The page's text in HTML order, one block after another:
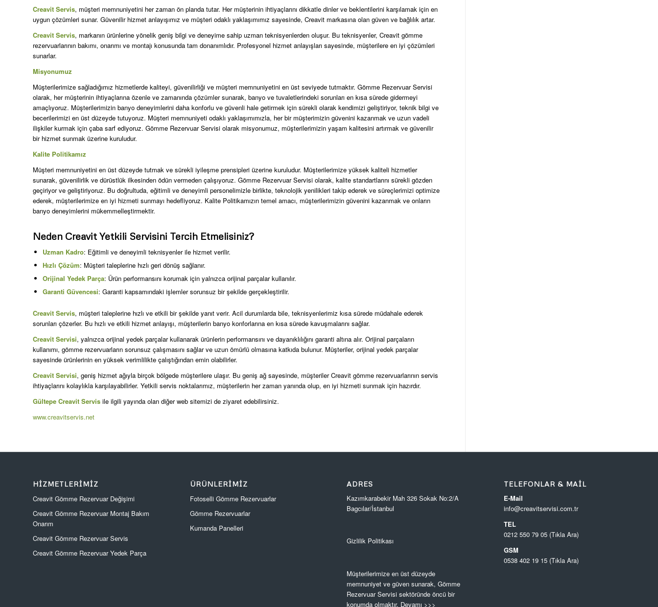
Creavit Servis, müşteri memnuniyetini her zaman ön planda tutar. Her müşterinin ihtiyaçlarını dikkatle dinler ve beklentilerini karşılamak için en
uygun çözümleri sunar. Güvenilir hizmet anlayışımız ve müşteri odaklı yaklaşımımız sayesinde, Creavit markasına olan güven ve bağlılık artar.
Creavit Servis, markanın ürünlerine yönelik geniş bilgi ve deneyime sahip uzman teknisyenlerden oluşur. Bu teknisyenler, Creavit gömme
rezervuarlarının bakımı, onarımı ve montajı konusunda tam donanımlıdır. Profesyonel hizmet anlayışları sayesinde, müşterilere en iyi çözümleri
sunarlar.
Misyonumuz
Müşterilerimize sağladığımız hizmetlerde kaliteyi, güvenilirliği ve müşteri memnuniyetini en üst seviyede tutmaktır. Gömme Rezervuar Servisi
olarak, her müşterinin ihtiyaçlarına özenle ve zamanında çözümler sunarak, banyo ve tuvaletlerindeki sorunları en kısa sürede gidermeyi
amaçlıyoruz. Müşterilerimizin banyo deneyimlerini daha konforlu ve güvenli hale getirmek için sürekli olarak kendimizi geliştiriyor, teknik bilgi ve
becerilerimizi en üst düzeyde tutuyoruz. Müşteri memnuniyeti odaklı yaklaşımımızla, her bir müşterimizin güvenini kazanmak ve uzun vadeli
ilişkiler kurmak için çaba sarf ediyoruz. Gömme Rezervuar Servisi olarak misyonumuz, müşterilerimizin yaşam kalitesini artırmak ve güvenilir
bir hizmet sunmak üzerine kuruludur.
Kalite Politikamız
Müşteri memnuniyetini en üst düzeyde tutmak ve sürekli iyileşme prensipleri üzerine kuruludur. Müşterilerimize yüksek kaliteli hizmetler
sunarak, güvenilirlik ve dürüstlük ilkesinden ödün vermeden çalışıyoruz. Gömme Rezervuar Servisi olarak, kalite standartlarını sürekli gözden
geçiriyor ve geliştiriyoruz. Bu doğrultuda, eğitimli ve deneyimli personelimizle birlikte, teknolojik yenilikleri takip ederek ve süreçlerimizi optimize
ederek, müşterilerimize en iyi hizmeti sunmayı hedefliyoruz. Kalite Politikamızın temel amacı, müşterilerimizin güvenini kazanmak ve onların
banyo deneyimlerini mükemmelleştirmektir.
Neden Creavit Yetkili Servisini Tercih Etmelisiniz?
Uzman Kadro: Eğitimli ve deneyimli teknisyenler ile hizmet verilir.
Hızlı Çözüm: Müşteri taleplerine hızlı geri dönüş sağlanır.
Orijinal Yedek Parça: Ürün performansını korumak için yalnızca orijinal parçalar kullanılır.
Garanti Güvencesi: Garanti kapsamındaki işlemler sorunsuz bir şekilde gerçekleştirilir.
Creavit Servis, müşteri taleplerine hızlı ve etkili bir şekilde yanıt verir. Acil durumlarda bile, teknisyenlerimiz kısa sürede müdahale ederek
sorunları çözerler. Bu hızlı ve etkili hizmet anlayışı, müşterilerin banyo konforlarına en kısa sürede kavuşmalarını sağlar.
Creavit Servisi, yalnızca orijinal yedek parçalar kullanarak ürünlerin performansını ve dayanıklılığını garanti altına alır. Orijinal parçaların
kullanımı, gömme rezervuarların sorunsuz çalışmasını sağlar ve uzun ömürlü olmasına katkıda bulunur. Müşteriler, orijinal yedek parçalar
sayesinde ürünlerinin en yüksek verimlilikte çalıştığından emin olabilirler.
Creavit Servisi, geniş hizmet ağıyla birçok bölgede müşterilere ulaşır. Bu geniş ağ sayesinde, müşteriler Creavit gömme rezervuarlarının servis
ihtiyaçlarını kolaylıkla karşılayabilirler. Yetkili servis noktalarımız, müşterilerin her zaman yanında olup, en iyi hizmeti sunmak için hazırdır.
Gültepe Creavit Servis ile ilgili yayında olan diğer web sitemizi de ziyaret edebilirsiniz.
www.creavitservis.net
HIZMETLERIMIZ
Creavit Gömme Rezervuar Değişimi
Creavit Gömme Rezervuar Montaj Bakım
Onarım
Creavit Gömme Rezervuar Servis
Creavit Gömme Rezervuar Yedek Parça
ÜRÜNLERIMIZ
Fotoselli Gömme Rezervuarlar
Gömme Rezervuarlar
Kumanda Panelleri
ADRES
Kazımkarabekir Mah 326 Sokak No:2/A
Bagcılar/İstanbul
Gizlilik Politikası
Müşterilerimize en üst düzeyde
memnuniyet ve güven sunarak, Gömme
Rezervuar Servisi sektöründe öncü bir
konumda olmaktır. Devamı >>>
TELEFONLAR & MAIL
E-Mail
info@creavitservisi.com.tr
TEL
0212 550 79 05 (Tıkla Ara)
GSM
0538 402 19 15 (Tıkla Ara)